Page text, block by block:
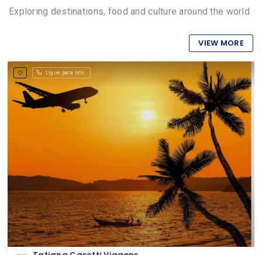
Exploring destinations, food and culture around the world
VIEW MORE
Ligue para nós.